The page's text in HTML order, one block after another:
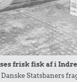
frisk fisk af i Indre
Danske Statsbaners